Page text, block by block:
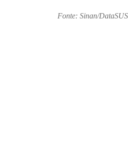
Fonte: Sinan/DataSUS